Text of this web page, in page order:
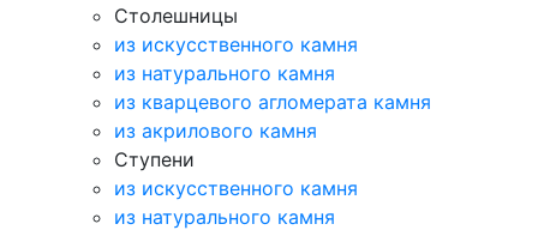
Столешницы
из искусственного камня
из натурального камня
из кварцевого агломерата камня
из акрилового камня
Ступени
из искусственного камня
из натурального камня